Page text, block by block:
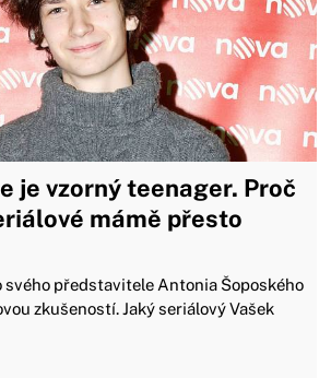
je vzorný teenager. Proč
mámě přesto
svého představitele Antonia Šopoského
zkušeností. Jaký seriálový Vašek